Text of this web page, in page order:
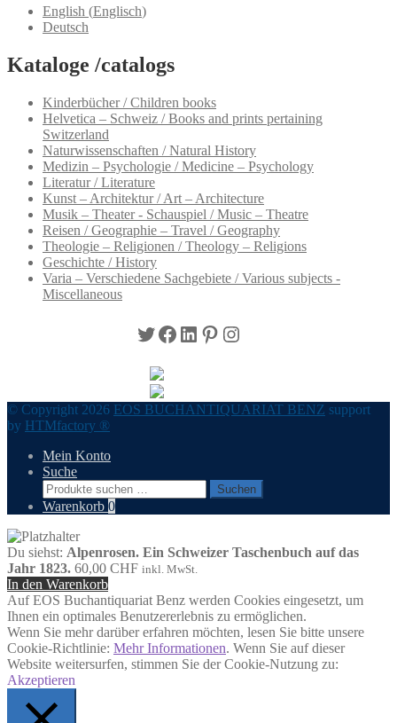
English (Englisch)
Deutsch
Kataloge /catalogs
Kinderbücher / Children books
Helvetica – Schweiz / Books and prints pertaining
Switzerland
Naturwissenschaften / Natural History
Medizin – Psychologie / Medicine – Psychology
Literatur / Literature
Kunst – Architektur / Art – Architecture
Musik – Theater - Schauspiel / Music – Theatre
Reisen / Geographie – Travel / Geography
Theologie – Religionen / Theology – Religions
Geschichte / History
Varia – Verschiedene Sachgebiete / Various subjects -
Miscellaneous
Twitter
Facebook
LinkedIn
Pinterest
Instagram
© Copyright 2026 EOS BUCHANTIQUARIAT BENZ support
by HTMfactory ®
Mein Konto
Suche
Suchen
nach:
Suchen
Warenkorb 0
Du siehst: Alpenrosen. Ein Schweizer Taschenbuch auf das
Jahr 1823. 60,00 CHF inkl. MwSt.
In den Warenkorb
Auf EOS Buchantiquariat Benz werden Cookies eingesetzt, um
Ihnen ein optimales Benutzererlebnis zu ermöglichen.
Wenn Sie mehr darüber erfahren möchten, lesen Sie bitte unsere
Cookie-Richtlinie: Mehr Informationen. Wenn Sie auf dieser
Website weitersurfen, stimmen Sie der Cookie-Nutzung zu:
Akzeptieren